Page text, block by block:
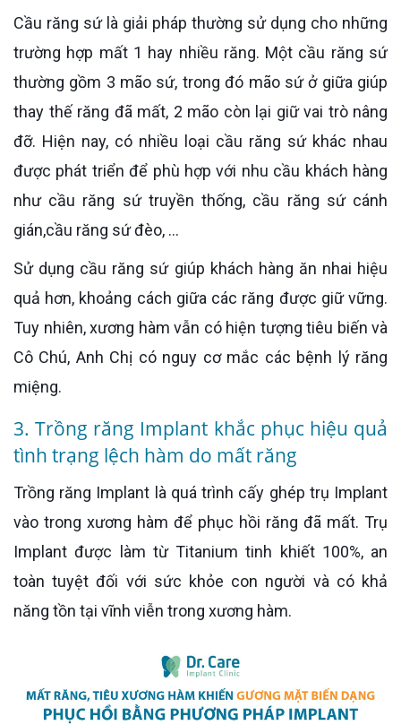
Cầu răng sứ là giải pháp thường sử dụng cho những
trường hợp mất 1 hay nhiều răng. Một cầu răng sứ
thường gồm 3 mão sứ, trong đó mão sứ ở giữa giúp
thay thế răng đã mất, 2 mão còn lại giữ vai trò nâng
đỡ. Hiện nay, có nhiều loại cầu răng sứ khác nhau
được phát triển để phù hợp với nhu cầu khách hàng
như cầu răng sứ truyền thống, cầu răng sứ cánh
gián,cầu răng sứ đèo, …
Sử dụng cầu răng sứ giúp khách hàng ăn nhai hiệu
quả hơn, khoảng cách giữa các răng được giữ vững.
Tuy nhiên, xương hàm vẫn có hiện tượng tiêu biến và
Cô Chú, Anh Chị có nguy cơ mắc các bệnh lý răng
miệng.
3. Trồng răng Implant khắc phục hiệu quả
tình trạng lệch hàm do mất răng
Trồng răng Implant là quá trình cấy ghép trụ Implant
vào trong xương hàm để phục hồi răng đã mất. Trụ
Implant được làm từ Titanium tinh khiết 100%, an
toàn tuyệt đối với sức khỏe con người và có khả
năng tồn tại vĩnh viễn trong xương hàm.